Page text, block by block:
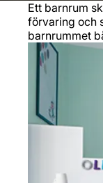
Ett barnrum
förvaring och
barnrummet